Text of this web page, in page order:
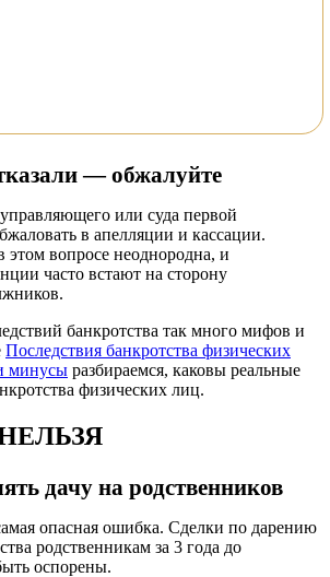
— обжалуйте
или суда первой
в апелляции и кассации.
этом вопросе неоднородна, и
часто встают на сторону
банкротства так много мифов и
Последствия банкротства физических
минусы разбираемся, каковы реальные
физических лиц.
НЕЛЬЗЯ
дачу на родственников
опасная ошибка. Сделки по дарению
родственникам за 3 года до
оспорены.